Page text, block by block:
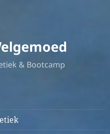
& Bootcamp